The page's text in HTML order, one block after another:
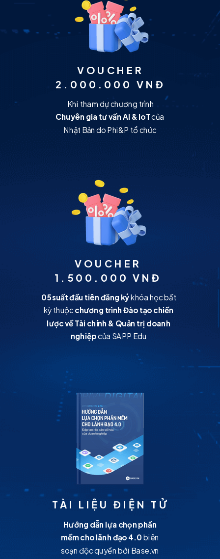
VOUCHER
2.000.000 VNĐ
Khi tham dự chương trình
Chuyên gia tư vấn AI & IoTcủa
Nhật Bản do Phi&P tổ chức
VOUCHER
1.500.000 VNĐ
05 suất đầu tiên đăng kýkhóa học bất
kỳ thuộc chương trình Đào tạo chiến
lược về Tài chính & Quản trị doanh
nghiệpcủa SAPP Edu
TÀI LIỆU ĐIỆN TỬ
Hướng dẫn lựa chọn phần
mềm cho lãnh đạo 4.0 biên
soạn độc quyền bởi Base.vn